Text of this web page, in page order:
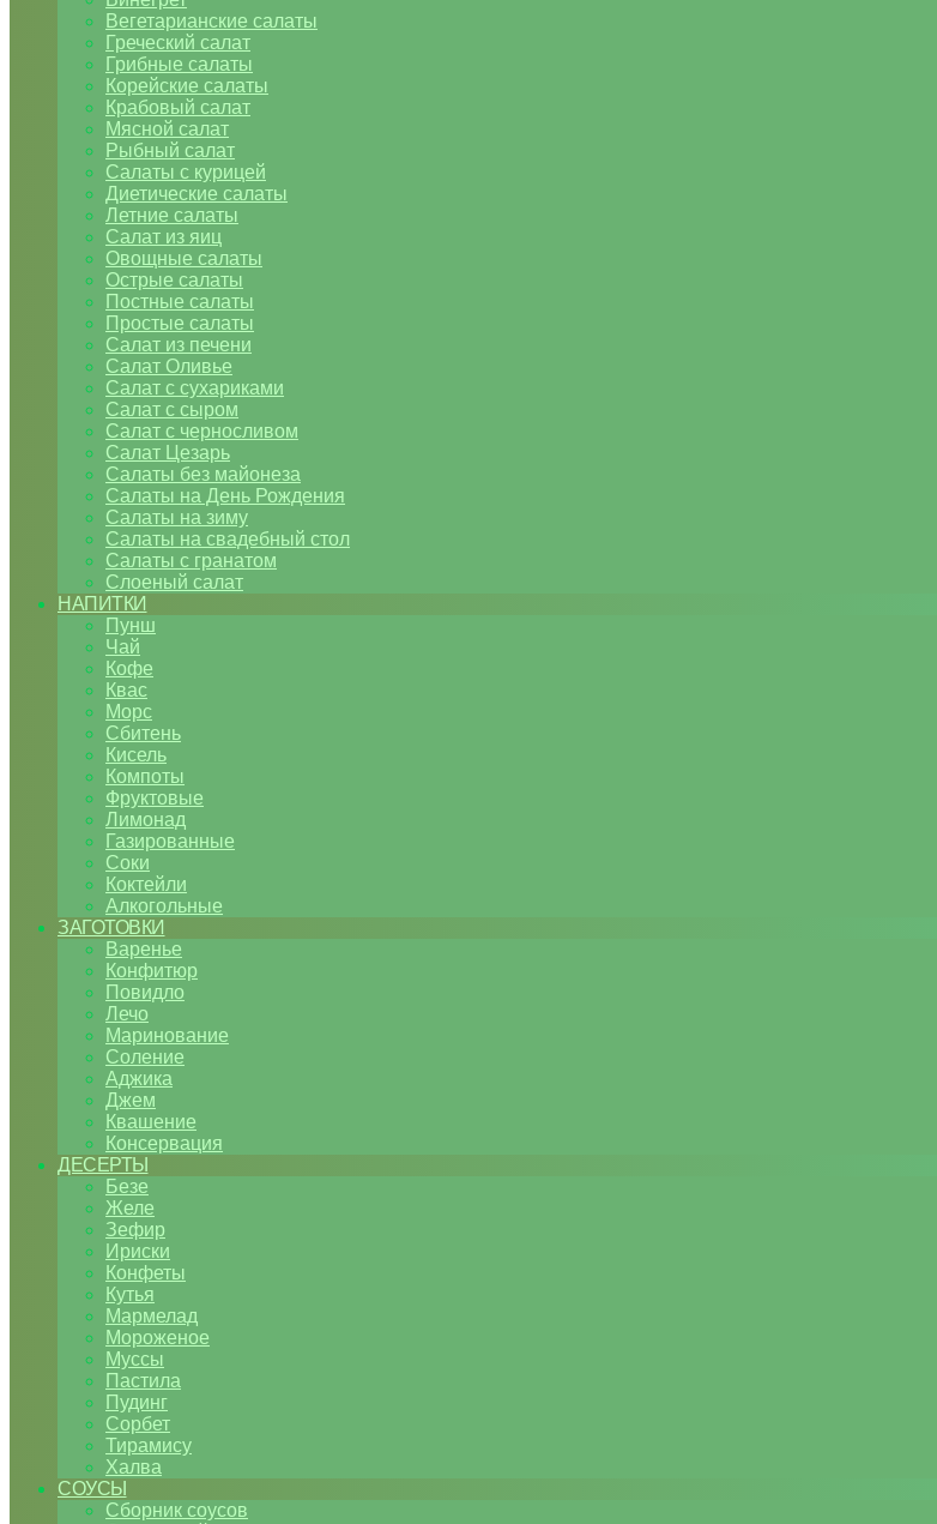
Вегетарианские салаты
Греческий салат
Грибные салаты
Корейские салаты
Крабовый салат
Мясной салат
Рыбный салат
Салаты с курицей
Диетические салаты
Летние салаты
Салат из яиц
Овощные салаты
Острые салаты
Постные салаты
Простые салаты
Салат из печени
Салат Оливье
Салат с сухариками
Салат с сыром
Салат с черносливом
Салат Цезарь
Салаты без майонеза
Салаты на День Рождения
Салаты на зиму
Салаты на свадебный стол
Салаты с гранатом
Слоеный салат
НАПИТКИ
Пунш
Чай
Кофе
Квас
Морс
Сбитень
Кисель
Компоты
Фруктовые
Лимонад
Газированные
Соки
Коктейли
Алкогольные
ЗАГОТОВКИ
Варенье
Конфитюр
Повидло
Лечо
Маринование
Соление
Аджика
Джем
Квашение
Консервация
ДЕСЕРТЫ
Безе
Желе
Зефир
Ириски
Конфеты
Кутья
Мармелад
Мороженое
Муссы
Пастила
Пудинг
Сорбет
Тирамису
Халва
СОУСЫ
Сборник соусов